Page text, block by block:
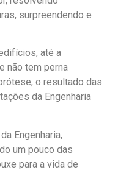
surpreendendo e
até a
não tem perna
o resultado das
da Engenharia
Engenharia,
um pouco das
para a vida de